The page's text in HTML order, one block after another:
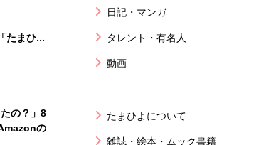
たまひ
の？」8
の
日記・マンガ
タレント・有名人
動画
たまひよについて
雑誌・絵本・ムック書籍